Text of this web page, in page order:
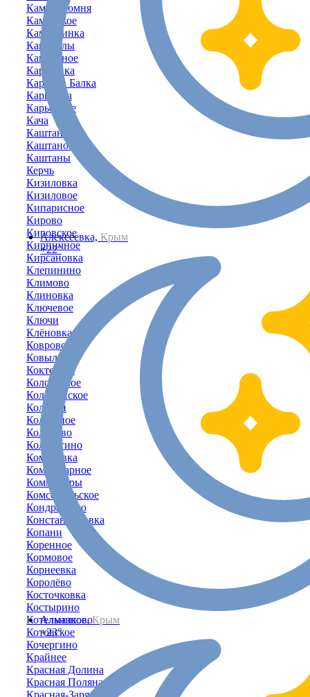
Алексеевка, Крым
+22°
Алмазное,Крым
+23°
Каменоломня
Каменское
Камышинка
Камышлы
Камышное
Карасёвка
Карпова Балка
Карповка
Карьерное
Кача
Каштановка
Каштановое
Каштаны
Керчь
Кизиловка
Кизиловое
Кипарисное
Кирово
Кировское
Кирпичное
Кирсановка
Клепинино
Климово
Клиновка
Ключевое
Ключи
Клёновка
Коврово
Ковыльное
Коктебель
Колодезное
Коломенское
Колоски
Колхозное
Кольцово
Кольчугино
Комаровка
Коммунарное
Коммунары
Комсомольское
Кондратьево
Константиновка
Копани
Коренное
Кормовое
Корнеевка
Королёво
Косточковка
Костырино
Котельниково
Котовское
Кочергино
Крайнее
Красная Долина
Красная Поляна
Красная-Заря